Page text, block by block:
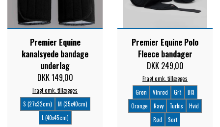
PREMIER EQUINE KØLETERAPI
PREMIER EQUINE GROOMING & STALD
PREMIER EQUINE RYTTER
PHARMACARE
Premier Equine
kanalsyede bandage
underlag
DKK 149,00
Fragt omk. tillægges
S (27x32cm)
M (35x40cm)
L (40x45cm)
Premier Equine Polo
Fleece bandager
DKK 249,00
Fragt omk. tillægges
Grøn
Vinrød Grå
Blå
Orange
Navy Turkis
Hvid
Rød
Sort